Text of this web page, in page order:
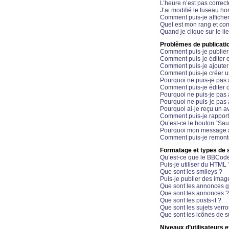
L’heure n’est pas
J’ai modifié le fuseau
Comment puis-je
Quel est mon rang et
Quand je clique sur le
Problèmes de
Comment puis-je
Comment puis-je éditer
Comment puis-je
Comment puis-je créer
Pourquoi ne puis-je pas
Comment puis-je éditer
Pourquoi ne puis-je pas
Pourquoi ne puis-je
Pourquoi ai-je reçu un
Comment puis-je
Qu’est-ce le bouton
Pourquoi mon message
Comment puis-je
Formatage et types de
Qu’est-ce que le
Puis-je utiliser du HTML
Que sont les smileys ?
Puis-je publier des
Que sont les annonces
Que sont les annonces ?
Que sont les posts-it ?
Que sont les sujets
Que sont les icônes de
Niveaux d’utilisateurs